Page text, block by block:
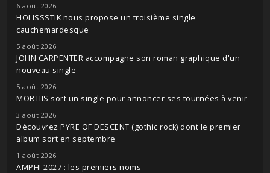
6 août 2026
HOLISSSTIK nous propose un troisième single
cauchemardesque
5 août 2026
JOHN CARPENTER accompagne son roman graphique d'un
nouveau single
5 août 2026
MORTIIS sort un single pour annoncer ses tournées à venir
3 août 2026
Découvrez PYRE OF DESCENT (gothic rock) dont le premier
album sort en septembre
1 août 2026
AMPHI 2027 : les premiers noms